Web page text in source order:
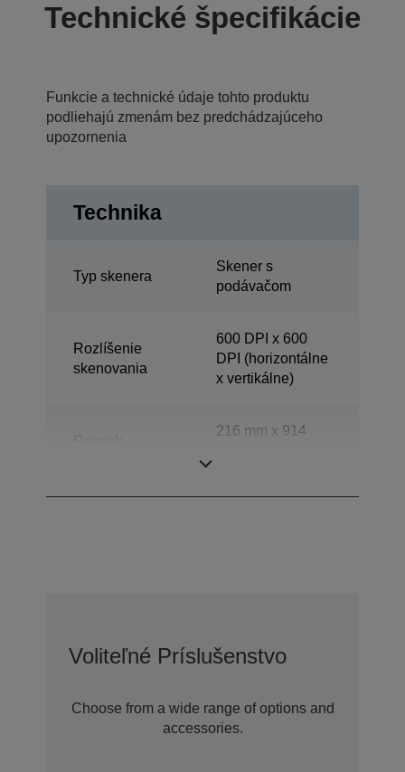
Technické špecifikácie
Funkcie a technické údaje tohto produktu
podliehajú zmenám bez predchádzajúceho
upozornenia
Technika
Typ skenera
Skener s
podávačom
Rozlíšenie
skenovania
600 DPI x 600
DPI (horizontálne
x vertikálne)
216 mm x 914
Voliteľné Príslušenstvo
Choose from a wide range of options and
accessories.